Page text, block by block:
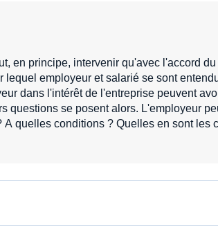
en principe, intervenir qu'avec l'accord
lequel employeur et salarié se sont
dans l'intérêt de l'entreprise peuvent
questions se posent alors. L'employeur
quelles conditions ? Quelles en sont les